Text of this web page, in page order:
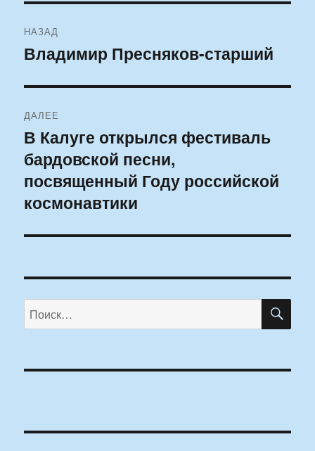
по
НАЗАД
Предыдущая
Владимир Пресняков-старший
ДАЛЕЕ
Следующая
запись:
В Калуге открылся фестиваль
бардовской песни,
посвященный Году российской
космонавтики
Искать: